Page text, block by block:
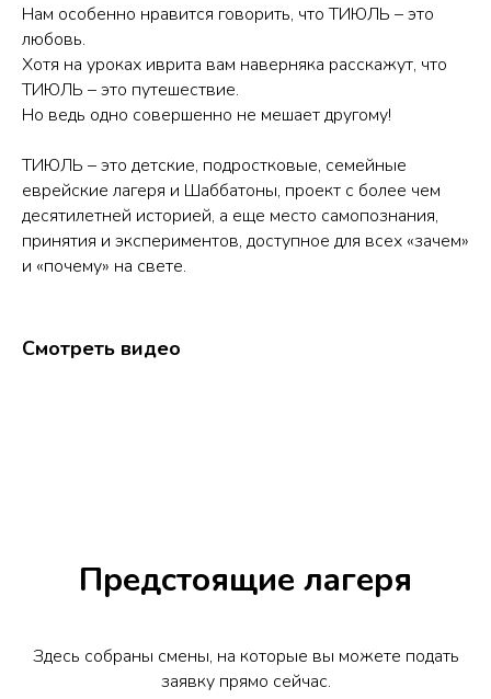
Нам особенно нравится говорить, что ТИЮЛЬ – это
любовь.
Хотя на уроках иврита вам наверняка расскажут, что
ТИЮЛЬ – это путешествие.
Но ведь одно совершенно не мешает другому!
ТИЮЛЬ – это детские, подростковые, семейные
еврейские лагеря и Шаббатоны, проект с более чем
десятилетней историей, а еще место самопознания,
принятия и экспериментов, доступное для всех «зачем»
и «почему» на свете.
Смотреть видео
Предстоящие лагеря
Здесь собраны смены, на которые вы можете подать
заявку прямо сейчас.